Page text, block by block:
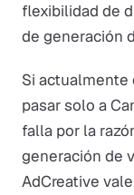
flexibilidad de
de generación
Si actualmente
pasar solo a
falla por la
generación de
AdCreative